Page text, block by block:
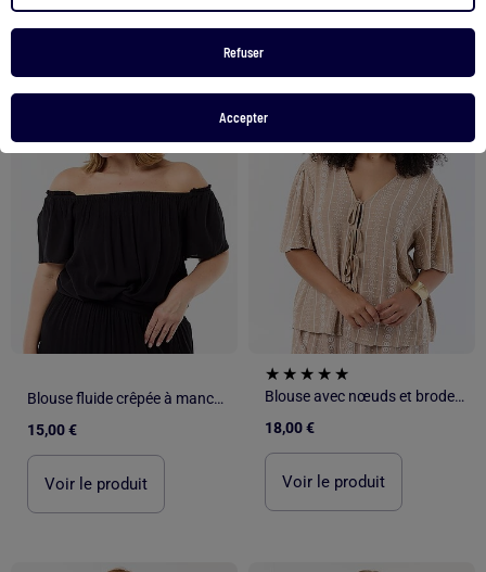
Refuser
Accepter
Exclu Web Exclu Web
Blouse fluide crêpée à manches courtes
15,00 €
Voir le produit
Blouse avec nœuds et broderies à manches courtes
18,00 €
Voir le produit